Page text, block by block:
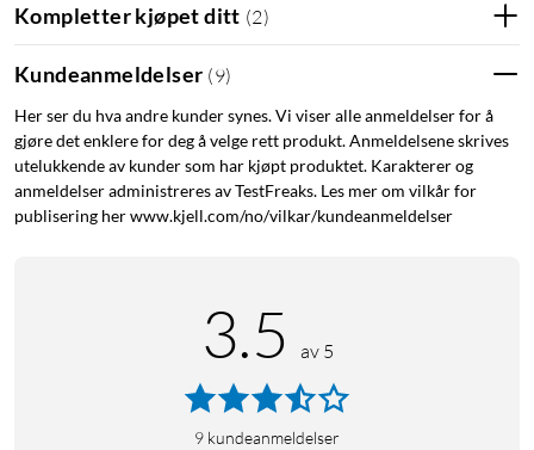
2x USB-C 3.2 Gen 2 (10 Gb/s)
Støtte for det meste og litt til
Thunderbolt 4
Thunderbolt 3
PowerDelivery 3.0
Kompletter kjøpet ditt (2)
Kundeanmeldelser (9)
Her ser du hva andre kunder synes. Vi viser alle anmeldelser for å
gjøre det enklere for deg å velge rett produkt. Anmeldelsene skrives
utelukkende av kunder som har kjøpt produktet. Karakterer og
anmeldelser administreres av TestFreaks. Les mer om vilkår for
publisering her www.kjell.com/no/vilkar/kundeanmeldelser
3.5 av 5
9 kundeanmeldelser